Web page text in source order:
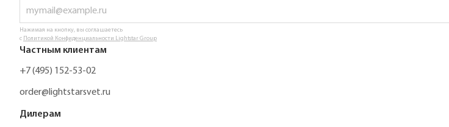
Нажимая на кнопку, вы соглашаетесь
с Политикой Конфиденциальности Lightstar Group
Частным клиентам
+7 (495) 152-53-02
order@lightstarsvet.ru
Дилерам